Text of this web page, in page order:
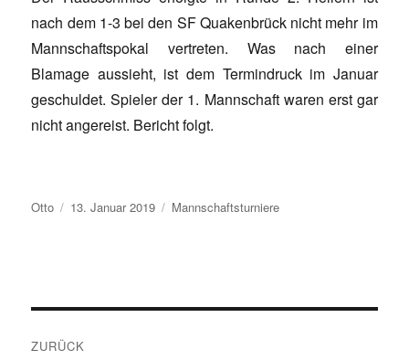
nach dem 1-3 bei den SF Quakenbrück nicht mehr im
Mannschaftspokal vertreten. Was nach einer
Blamage aussieht, ist dem Termindruck im Januar
geschuldet. Spieler der 1. Mannschaft waren erst gar
nicht angereist. Bericht folgt.
Autor
Otto Veröffentlicht
13. Januar 2019 Kategorien
Mannschaftsturniere
ZURÜCK